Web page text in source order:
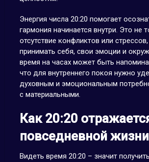
Энергия числа 20:20 помогает
гармония начинается внутри. Это не
отсутствие конфликтов или
принимать себя, свои эмоции и
время на часах может быть
что для внутреннего покоя нужно
духовным и эмоциональным
с материальными.
Как 20:20
повседневной жизни
Видеть время 20:20 – значит